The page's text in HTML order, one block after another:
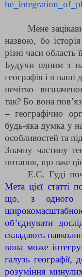
Мене
назвою, бо
різні часи область
Будучи одним з
географія і в
нечітко
так? Бо вона
– географічно
будь-яка думка у
особливостей та
Значну частину
питання, що вже
Е.С. Гуді
Мета цієї статті
що, з одного
об’єднувати
складають
вона може
галузь географії,
розуміння